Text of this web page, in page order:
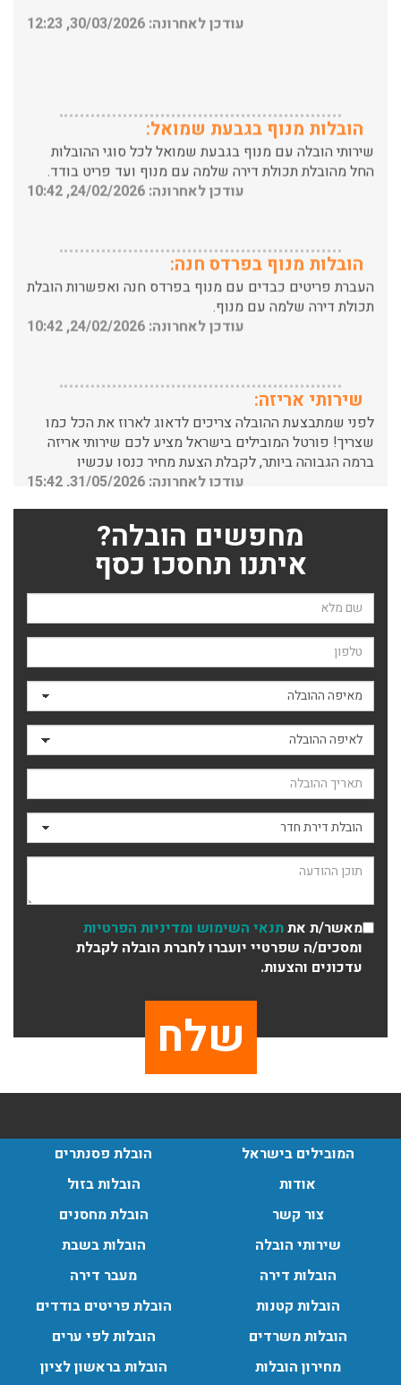
שירותי הובלה עם מנוף בגבעת שמואל לכל סוגי ההובלות
החל מהובלת תכולת דירה שלמה עם מנוף ועד פריט בודד.
עודכן לאחרונה: 24/02/2026, 10:42
העברת פריטים כבדים עם מנוף בפרדס חנה ואפשרות הובלת
תכולת דירה שלמה עם מנוף.
עודכן לאחרונה: 24/02/2026, 10:42
לפני שמתבצעת ההובלה צריכים לדאוג לארוז את הכל כמו
שצריך! פורטל המובילים בישראל מציע לכם שירותי אריזה
ברמה הגבוהה ביותר, לקבלת הצעת מחיר כנסו עכשיו
עודכן לאחרונה: 31/05/2026, 15:42
עודכן לאחרונה: 30/03/2026, 12:23
הובלות מנוף בגבעת שמואל:
שירותי הובלה עם מנוף בגבעת שמואל לכל סוגי ההובלות
החל מהובלת תכולת דירה שלמה עם מנוף ועד פריט בודד.
הובלות מנוף בפרדס חנה:
העברת פריטים כבדים עם מנוף בפרדס חנה ואפשרות הובלת
תכולת דירה שלמה עם מנוף.
מחפשים הובלה?
איתנו תחסכו כסף
שם השולח
טלפון
מאיפה ההובלה
לאיפה ההובלה
תאריך ההובלה
סוג ההובלה
תוכן ההודעה
מאשר/ת אתתנאי השימוש ומדיניות הפרטיות
ומסכים/ה שפרטיי יועברו לחברת הובלה לקבלת
עדכונים והצעות.
המובילים בישראל
אודות
צור קשר
שירותי הובלה
הובלות דירה
הובלות קטנות
הובלות משרדים
מחירון הובלות
הובלת פסנתרים
הובלות בזול
הובלת מחסנים
הובלות בשבת
מעבר דירה
הובלת פריטים בודדים
הובלות לפי ערים
הובלות בראשון לציון